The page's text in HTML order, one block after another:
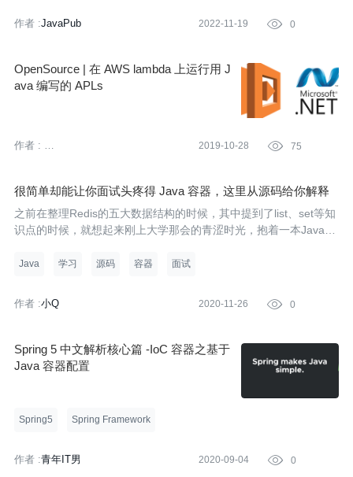
作者 :JavaPub 2022-11-19  0
OpenSource | 在 AWS lambda 上运行用 J
ava 编写的 APLs
作者 :
2019-10-28  75
很简单却能让你面试头疼得 Java 容器，这里从源码给你解释
清楚
之前在整理Redis的五大数据结构的时候，其中提到了list、set等知
识点的时候，就想起来刚上大学那会的青涩时光，抱着一本Java生
理一下啊，自己也回想以下那个时候咱俩谈恋爱你让我在机房等你
Java 学习 源码 容器 面试
作者 :小Q 2020-11-26  0
Spring 5 中文解析核心篇 -IoC 容器之基于
Java 容器配置
Spring5 Spring Framework
作者 :青年IT男 2020-09-04  0